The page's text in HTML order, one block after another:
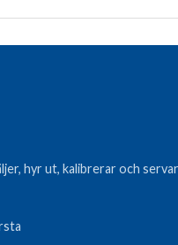
hyr ut, kalibrerar och